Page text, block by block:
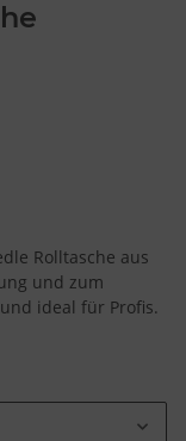
Rolltasche aus
und zum
ideal für Profis.